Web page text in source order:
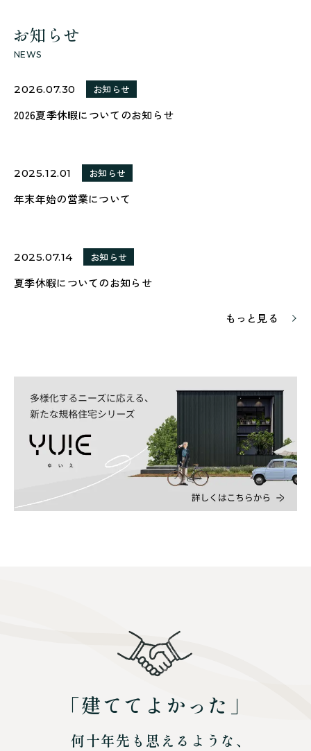
お知らせ
NEWS
2026.07.30 お知らせ
2026夏季休暇についてのお知らせ
2025.12.01 お知らせ
年末年始の営業について
2025.07.14 お知らせ
夏季休暇についてのお知らせ
もっと見る
「建て て よ か っ た 」
何十年先 も 思 え る よ う な 、